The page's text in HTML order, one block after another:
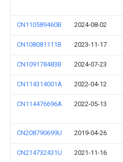
CN110589460B 2024-08-02
CN108081111B 2023-11-17
CN109178483B 2024-07-23
CN114314001A 2022-04-12
CN114476696A 2022-05-13
CN208790699U 2019-04-26
CN214732431U 2021-11-16